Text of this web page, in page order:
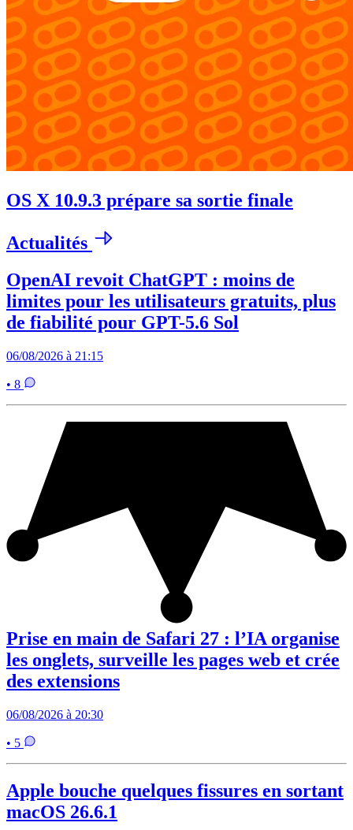
OS X 10.9.3 prépare sa sortie finale
Actualités
OpenAI revoit ChatGPT : moins de
limites pour les utilisateurs gratuits, plus
de fiabilité pour GPT-5.6 Sol
06/08/2026 à 21:15
• 8
Prise en main de Safari 27 : l’IA organise
les onglets, surveille les pages web et crée
des extensions
06/08/2026 à 20:30
• 5
Apple bouche quelques fissures en sortant
macOS 26.6.1